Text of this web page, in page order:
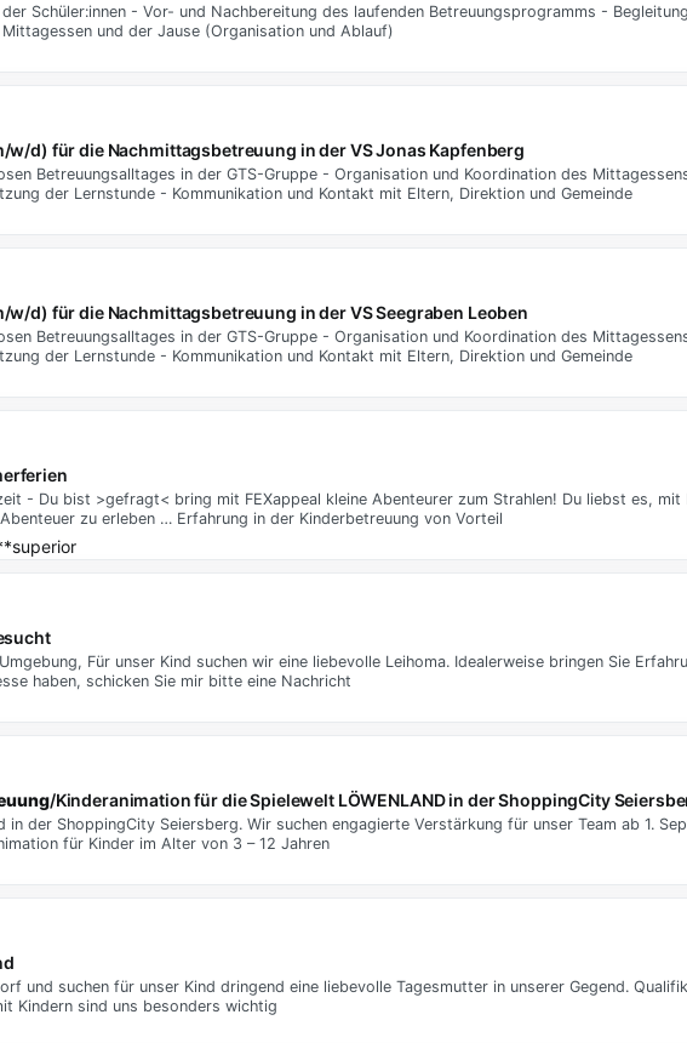
Schüler:innen - Vor- und Nachbereitung des laufenden Betreuungsprogramms -
und der Jause (Organisation und Ablauf)
d) für die Nachmittagsbetreuung in der VS Jonas Kapfenberg
Betreuungsalltages in der GTS-Gruppe - Organisation und Koordination des
der Lernstunde - Kommunikation und Kontakt mit Eltern, Direktion und Gemeinde
d) für die Nachmittagsbetreuung in der VS Seegraben Leoben
Betreuungsalltages in der GTS-Gruppe - Organisation und Koordination des
der Lernstunde - Kommunikation und Kontakt mit Eltern, Direktion und Gemeinde
- Du bist >gefragt< bring mit FEXappeal kleine Abenteurer zum Strahlen! Du liebst es, mit
zu erleben … Erfahrung in der Kinderbetreuung von Vorteil
Für unser Kind suchen wir eine liebevolle Leihoma. Idealerweise bringen Sie
haben, schicken Sie mir bitte eine Nachricht
/Kinderanimation für die Spielewelt LÖWENLAND in der ShoppingCity
in der ShoppingCity Seiersberg. Wir suchen engagierte Verstärkung für unser Team ab 1.
für Kinder im Alter von 3 – 12 Jahren
und suchen für unser Kind dringend eine liebevolle Tagesmutter in unserer Gegend.
Kindern sind uns besonders wichtig